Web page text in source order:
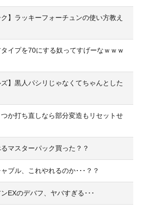
ク】ラッキーフォーチュンの使い方教え
タイプを70にする奴ってすげーなｗｗｗ
ズ】黒人パシリじゃなくてちゃんとした
つか打ち直しなら部分変造もリセットせ
るマスターパック買った？？
ャブル、これやれるのか･･･？？
ンEXのデバフ、ヤバすぎる･･･